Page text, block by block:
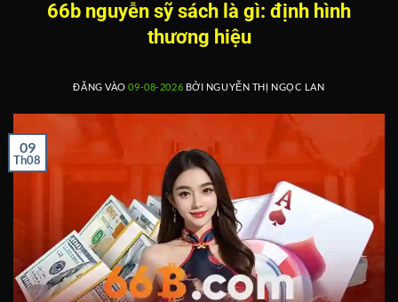
66b nguyễn sỹ sách là gì: định hình
thương hiệu
ĐĂNG VÀO09-08-2026 BỞI NGUYỄN THỊ NGỌC LAN
09
Th08